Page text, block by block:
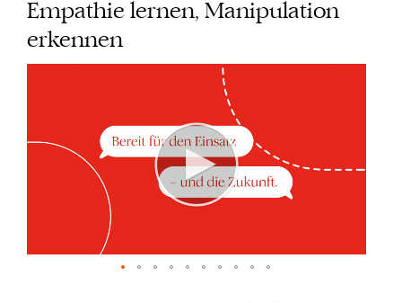
Empathie lernen, Manipulation
erkennen
springen